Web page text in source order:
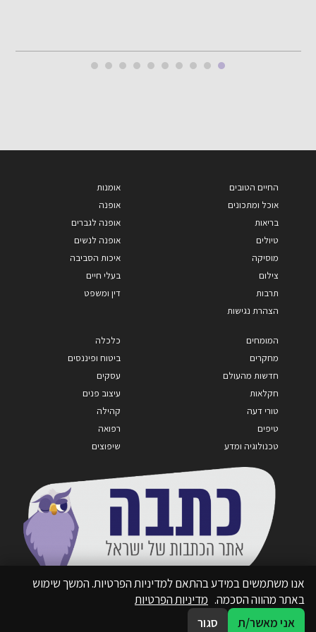
החיים הטובים
אוכל ומתכונים
בריאות
טיולים
מוסיקה
צילום
תרבות
הצהרת נגישות
אומנות
אופנה
אופנה לגברים
אופנה לנשים
איכות הסביבה
בעלי חיים
דין ומשפט
המומחים
מחקרים
חדשות מהעולם
חקלאות
טורי דעה
טיפים
טכנולוגיה ומדע
כלכלה
ביטוח ופיננסים
עסקים
עיצוב פנים
קהילה
רפואה
שיפוצים
אנו משתמשים במידע בהתאם למדיניות הפרטיות. המשך שימוש
באתר מהווה הסכמה. מדיניות הפרטיות
אני מאשר/ת
סגור